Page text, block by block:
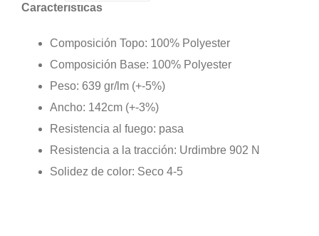
Características
Composición Topo: 100% Polyester
Composición Base: 100% Polyester
Peso: 639 gr/lm (+-5%)
Ancho: 142cm (+-3%)
Resistencia al fuego: pasa
Resistencia a la tracción: Urdimbre 902 N
Solidez de color: Seco 4-5